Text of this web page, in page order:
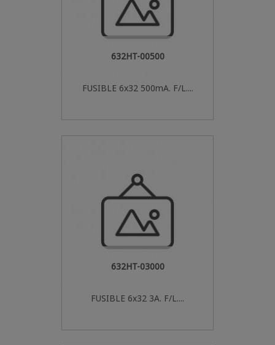
632HT-00500
FUSIBLE 6x32 500mA. F/L....
632HT-03000
FUSIBLE 6x32 3A. F/L....